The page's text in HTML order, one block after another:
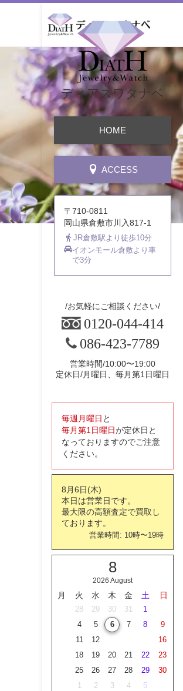
ディアスワタナベ
HOME
ACCESS
〒710-0811
岡山県倉敷市川入817-1
JR倉敷駅より徒歩10分
イオンモール倉敷より車
で3分
お気軽にご相談ください
0120-044-414
086-423-7789
営業時間/10:00〜19:00
定休日/月曜日、毎月第1日曜日
毎週月曜日 と
毎月第1日曜日が定休日と
なっておりますのでご注意
ください。
8月6日(木)
本日は営業日です。
最大限の高額査定で買取し
ております。
営業時間: 10時〜19時
8
2026 August
月 火 水 木 金 土 日
28 29 30 31 1
4 5 6 7 8
9
11 12
16
18 19 20 21 22
23
25 26 27 28 29
30
1 2 3 4 5